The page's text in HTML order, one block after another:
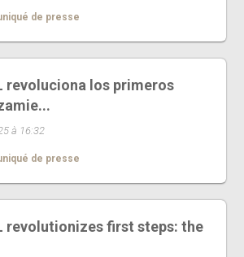
de presse
revoluciona los primeros
à 16:32
de presse
revolutionizes first steps: the